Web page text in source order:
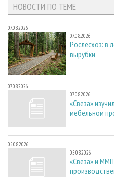
НОВОСТИ ПО ТЕМЕ
07.08.2026
07.08.2026
Рослесхоз: в
вырубки
07.08.2026
07.08.2026
«Свеза»
мебельном
05.08.2026
05.08.2026
«Свеза» и